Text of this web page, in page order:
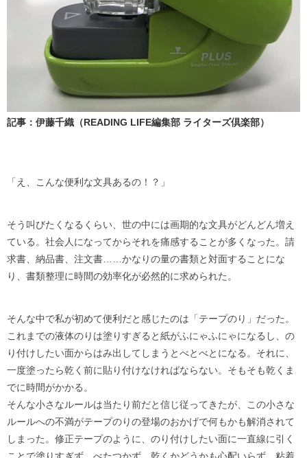
記事：伊藤千織（READING LIFE編集部 ライターズ倶楽部）
「え、こんな便利な文具あるの！？」
そう叫びたくなるくらい、世の中には画期的な文具がどんどん増え
ている。社会人になってからそれを痛感することが多くなった。請
求書、納品書、注文書……かなりの量の書類と対面することにな
り、書類整理に時間の効率化が必然的に求められた。
そんな中で私が初めて便利だと感じたのは「テープのり」だった。
これまでの液体のりは塗りすぎると紙がふにゃふにゃになるし、の
り付けしたい面からはみ出してしまうとべとべとになる。それに、
一度塗ったら乾く前に貼り付けなければならない。そもそも乾くま
でに時間がかかる。
そんな小さなルールは当たり前だと信じ従ってきたが、この小さな
ルールへの不満がテープのりの登場のおかげで何もかも解消されて
しまった。修正テープのように、のり付けしたい面に一直線に引く